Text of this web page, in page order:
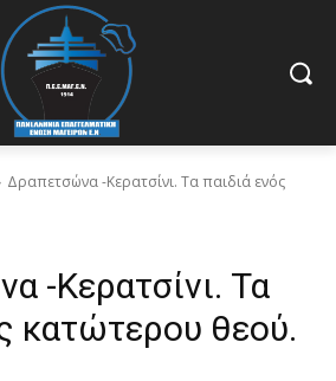
Δραπετσώνα -Κερατσίνι. Τα παιδιά ενός
-Κερατσίνι. Τα
κατώτερου θεού.